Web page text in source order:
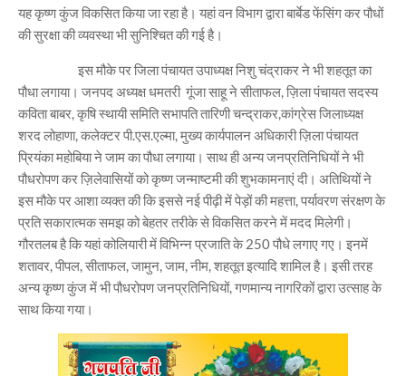
यह कृष्ण कुंज विकसित किया जा रहा है। यहां वन विभाग द्वारा बार्बेड फेंसिंग कर पौधों
की सुरक्षा की व्यवस्था भी सुनिश्चित की गई है।
इस मौके पर जिला पंचायत उपाध्यक्ष निशु चंद्राकर ने भी शहतूत का
पौधा लगाया। जनपद अध्यक्ष धमतरी गूंजा साहू ने सीताफल, ज़िला पंचायत सदस्य
कविता बाबर, कृषि स्थायी समिति सभापति तारिणी चन्द्राकर,कांग्रेस जिलाध्यक्ष
शरद लोहाणा, कलेक्टर पी.एस.एल्मा, मुख्य कार्यपालन अधिकारी ज़िला पंचायत
प्रियंका महोबिया ने जाम का पौधा लगाया। साथ ही अन्य जनप्रतिनिधियों ने भी
पौधरोपण कर ज़िलेवासियों को कृष्ण जन्माष्टमी की शुभकामनाएं दी। अतिथियों ने
इस मौके पर आशा व्यक्त की कि इससे नई पीढ़ी में पेड़ों की महत्ता, पर्यावरण संरक्षण के
प्रति सकारात्मक समझ को बेहतर तरीके से विकसित करने में मदद मिलेगी।
गौरतलब है कि यहां कोलियारी में विभिन्न प्रजाति के 250 पौधे लगाए गए। इनमें
शतावर, पीपल, सीताफल, जामुन, जाम, नीम, शहतूत इत्यादि शामिल है। इसी तरह
अन्य कृष्ण कुंज में भी पौधरोपण जनप्रतिनिधियों, गणमान्य नागरिकों द्वारा उत्साह के
साथ किया गया।